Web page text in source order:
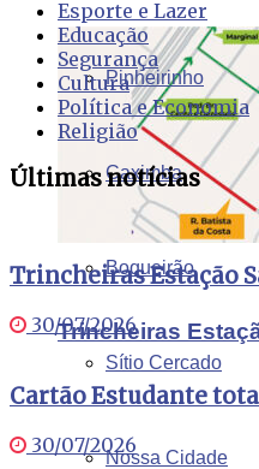
Trincheiras
Pinheirinho
Caximba
Boqueirão
Sítio Cercado
Nossa Cidade
Esporte e Lazer
Educação
Segurança
Cultura
Política e Economia
Religião
Últimas notícias
Trincheiras Estação
30/07/2026
Cartão Estudante
30/07/2026